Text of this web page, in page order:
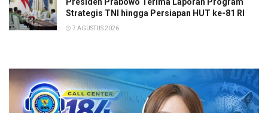
Strategis TNI hingga Persiapan HUT ke-81 RI
7 AGUSTUS 2026